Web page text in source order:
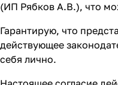
(ИП Рябков А.В.), что
Гарантирую, что
действующее
себя лично.